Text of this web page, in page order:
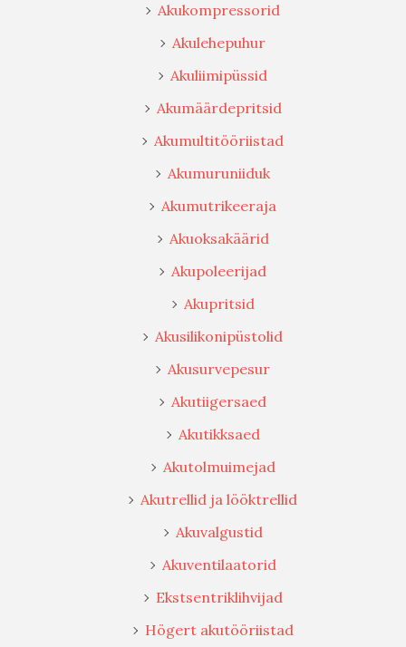
Akukompressorid
Akulehepuhur
Akuliimipüssid
Akumäärdepritsid
Akumultitööriistad
Akumuruniiduk
Akumutrikeeraja
Akuoksakäärid
Akupoleerijad
Akupritsid
Akusilikonipüstolid
Akusurvepesur
Akutiigersaed
Akutikksaed
Akutolmuimejad
Akutrellid ja lööktrellid
Akuvalgustid
Akuventilaatorid
Ekstsentriklihvijad
Högert akutööriistad